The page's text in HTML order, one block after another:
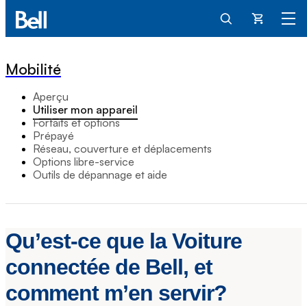
Panier
Mobilité
Aperçu
Utiliser mon appareil
Forfaits et options
Prépayé
Réseau, couverture et déplacements
Options libre-service
Outils de dépannage et aide
Qu’est-ce que la Voiture
connectée de Bell, et
comment m’en servir?